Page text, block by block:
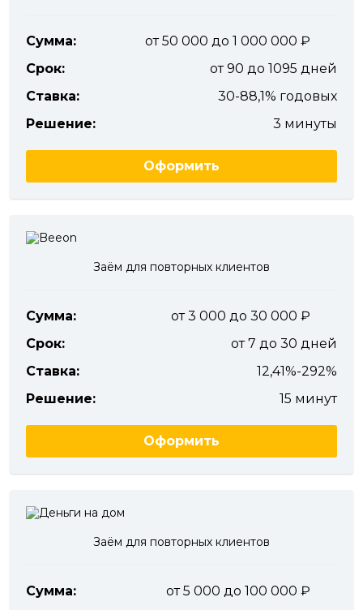
Сумма:
от 50 000 до 1 000 000
Срок:
от 90 до 1095 дней
Ставка:
30-88,1% годовых
Решение:
3 минуты
Оформить
Заём для повторных клиентов
Сумма:
от 3 000 до 30 000
Срок:
от 7 до 30 дней
Ставка:
12,41%-292%
Решение:
15 минут
Оформить
Заём для повторных клиентов
Сумма:
от 5 000 до 100 000